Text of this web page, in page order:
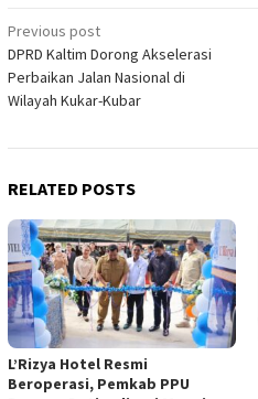
Post
navigation
Previous post
DPRD Kaltim Dorong Akselerasi
Perbaikan Jalan Nasional di
Wilayah Kukar-Kubar
RELATED POSTS
L’Rizya Hotel Resmi
Beroperasi, Pemkab PPU